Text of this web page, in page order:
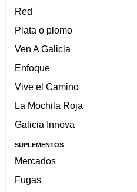
Red
Plata o plomo
Ven A Galicia
Enfoque
Vive el Camino
La Mochila Roja
Galicia Innova
SUPLEMENTOS
Mercados
Fugas